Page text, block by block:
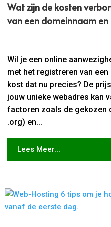
Wat zijn de kosten
van een domeinnaam en
Wil je een online
met het registreren van
kost dat nu precies? De
jouw unieke webadres kan
factoren zoals de gekozen
.org) en...
Lees Meer...